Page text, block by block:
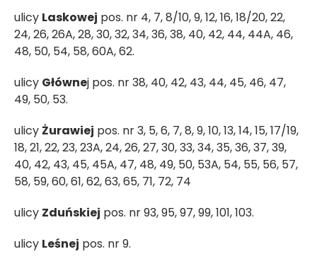
ulicy Laskowej pos. nr 4, 7, 8/10, 9, 12, 16, 18/20, 22,
24, 26, 26A, 28, 30, 32, 34, 36, 38, 40, 42, 44, 44A, 46,
48, 50, 54, 58, 60A, 62.
ulicy Głównej pos. nr 38, 40, 42, 43, 44, 45, 46, 47,
49, 50, 53.
ulicyŻurawiej pos. nr 3, 5, 6, 7, 8, 9, 10, 13, 14, 15, 17/19,
18, 21, 22, 23, 23A, 24, 26, 27, 30, 33, 34, 35, 36, 37, 39,
40, 42, 43, 45, 45A, 47, 48, 49, 50, 53A, 54, 55, 56, 57,
58, 59, 60, 61, 62, 63, 65, 71, 72, 74
ulicy Zduńskiej pos. nr 93, 95, 97, 99, 101, 103.
ulicy Leśnej pos. nr 9.